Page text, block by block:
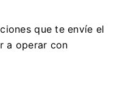
que te envíe el
a operar con